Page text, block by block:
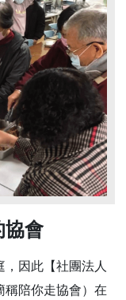
協會
因此【社團法人
稱陪你走協會）在